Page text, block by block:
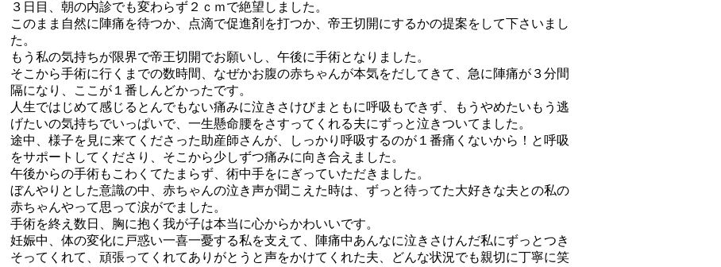
３日目、朝の内診でも変わらず２ｃｍで絶望しました。
このまま自然に陣痛を待つか、点滴で促進剤を打つか、帝王切開にするかの提案をして下さいまし
た。
もう私の気持ちが限界で帝王切開でお願いし、午後に手術となりました。
そこから手術に行くまでの数時間、なぜかお腹の赤ちゃんが本気をだしてきて、急に陣痛が３分間
隔になり、ここが１番しんどかったです。
人生ではじめて感じるとんでもない痛みに泣きさけびまともに呼吸もできず、もうやめたいもう逃
げたいの気持ちでいっぱいで、一生懸命腰をさすってくれる夫にずっと泣きついてました。
途中、様子を見に来てくださった助産師さんが、しっかり呼吸するのが１番痛くないから！と呼吸
をサポートしてくださり、そこから少しずつ痛みに向き合えました。
午後からの手術もこわくてたまらず、術中手をにぎっていただきました。
ぼんやりとした意識の中、赤ちゃんの泣き声が聞こえた時は、ずっと待ってた大好きな夫との私の
赤ちゃんやって思って涙がでました。
手術を終え数日、胸に抱く我が子は本当に心からかわいいです。
妊娠中、体の変化に戸惑い一喜一憂する私を支えて、陣痛中あんなに泣きさけんだ私にずっとつき
そってくれて、頑張ってくれてありがとうと声をかけてくれた夫、どんな状況でも親切に丁寧に笑